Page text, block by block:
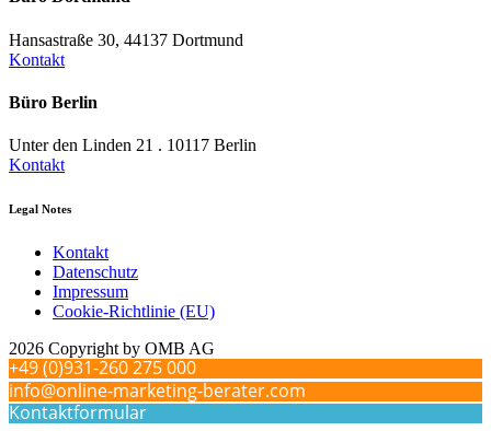
Hansastraße 30, 44137 Dortmund
Kontakt
Büro Berlin
Unter den Linden 21 . 10117 Berlin
Kontakt
Legal Notes
Kontakt
Datenschutz
Impressum
Cookie-Richtlinie (EU)
2026 Copyright by OMB AG
+49 (0)931-260 275 000
info@online-marketing-berater.com
Kontaktformular